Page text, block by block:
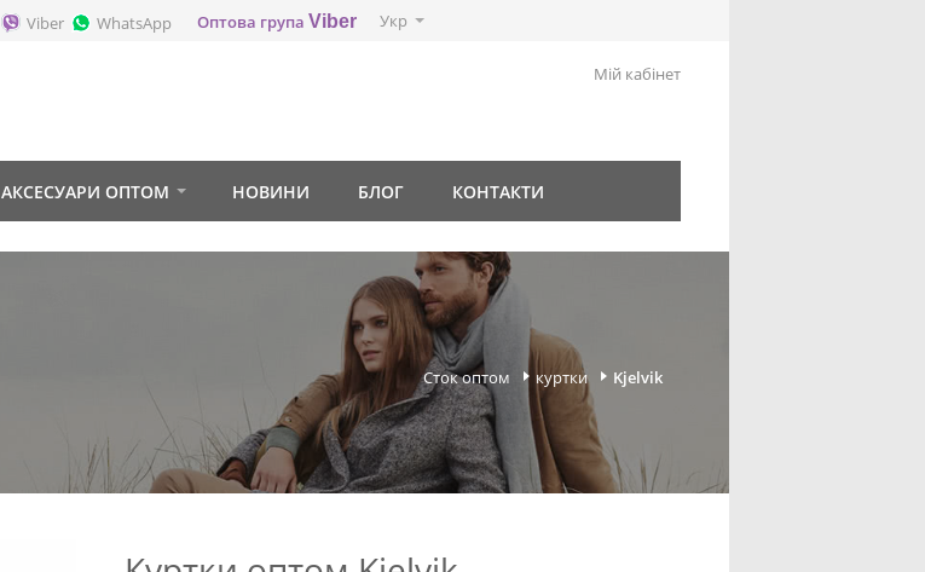
Viber WhatsApp Оптова група Viber Укр
Мій кабінет
АКСЕСУАРИ ОПТОМ НОВИНИ БЛОГ КОНТАКТИ
Сток оптом куртки Kjelvik